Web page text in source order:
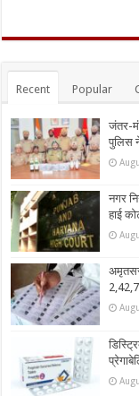
Recent Popular
जंतर-
पुलिस
नगर
हाई